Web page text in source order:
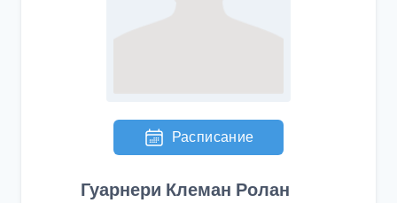
Расписание
Гуарнери Клеман Ролан